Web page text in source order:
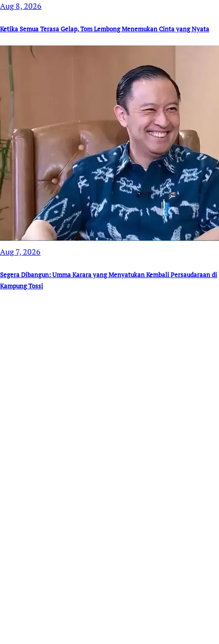
Aug 8, 2026
Ketika Semua Terasa Gelap, Tom Lembong Menemukan Cinta yang Nyata
Aug 7, 2026
Segera Dibangun: Umma Karara yang Menyatukan Kembali Persaudaraan di
Kampung Tossi